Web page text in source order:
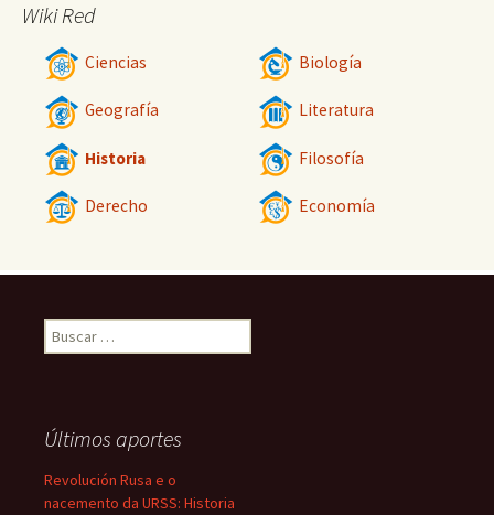
Wiki Red
Ciencias Biología
Geografía Literatura
Historia Filosofía
Derecho Economía
Buscar:
Últimos aportes
Revolución Rusa e o
nacemento da URSS: Historia